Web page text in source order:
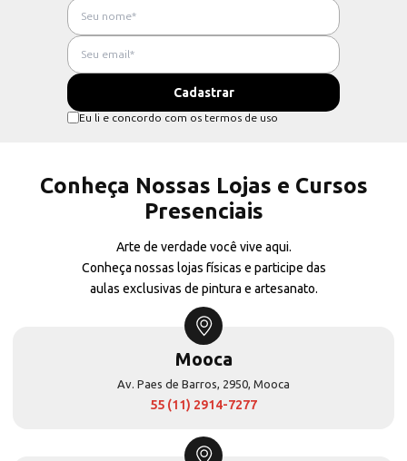
Eu li e concordo com os termos de uso
Conheça Nossas Lojas e Cursos
Presenciais
Arte de verdade você vive aqui.
Conheça nossas lojas físicas e participe das
aulas exclusivas de pintura e artesanato.
Mooca
Av. Paes de Barros, 2950, Mooca
55 (11) 2914-7277